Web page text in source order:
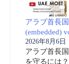
アラブ首長
(embedded)
2026年8月6日
アラブ首長
を守るには